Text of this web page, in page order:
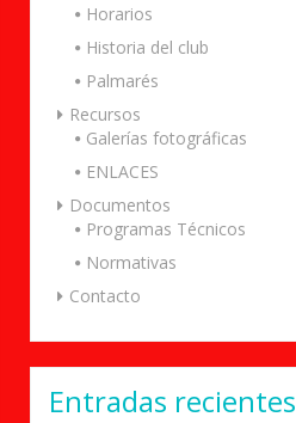
Horarios
Historia del club
Palmarés
Recursos
Galerías fotográficas
ENLACES
Documentos
Programas Técnicos
Normativas
Contacto
Entradas recientes